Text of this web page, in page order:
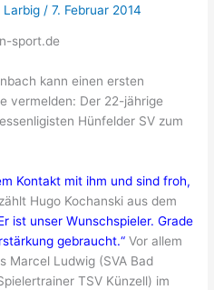
Larbig /7. Februar 2014
sport.de
kann einen ersten
vermelden: Der 22-jährige
Hünfelder SV zum
Kontakt mit ihm und sind froh,
Hugo Kochanski aus dem
ist unser Wunschspieler. Grade
gebraucht.“ Vor allem
Marcel Ludwig (SVA Bad
TSV Künzell) im